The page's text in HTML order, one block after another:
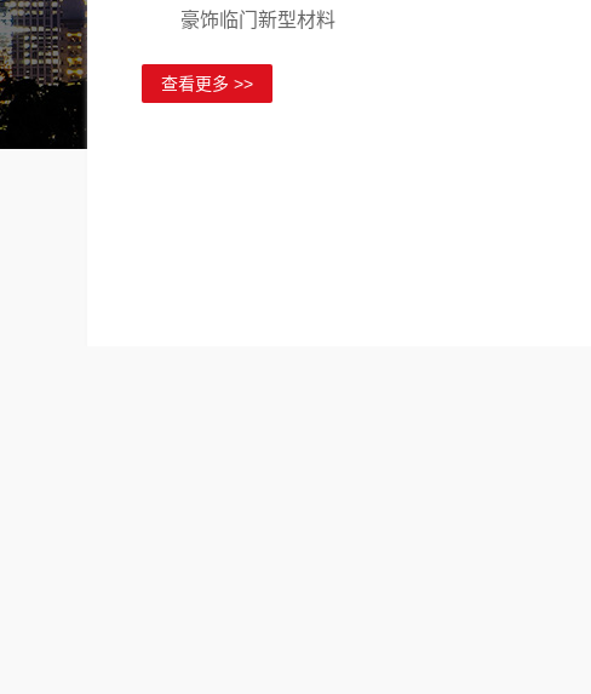
豪饰临门新型材料
查看更多 >>